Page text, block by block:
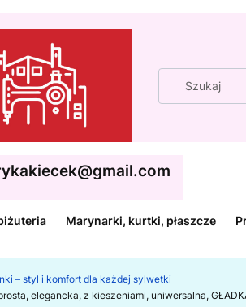
Marynarki, kurtki, płaszcze
– styl i komfort dla każdej sylwetki
elegancka, z kieszeniami, uniwersalna,